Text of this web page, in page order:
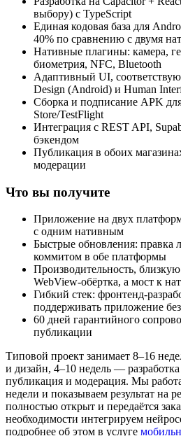
выбору) с TypeScript
Единая кодовая база для
40% по сравнению с двумя
Нативные плагины: камера,
биометрия, NFC, Bluetooth
Адаптивный UI,
Design (Android) и Human
Сборка и подписание APK
Store/TestFlight
Интеграция с REST API,
бэкендом
Публикация в обоих
модерации
Что вы получите
Приложение на двух
с одним нативным
Быстрые обновления:
коммитом в обе платформы
Производительность,
WebView-обёртка, а мост к
Гибкий стек: фронтенд-
поддерживать приложение
60 дней гарантийного
публикации
Типовой проект занимает 8–16
и дизайн, 4–10 недель —
публикация и модерация. Мы
недели и показываем результат на
полностью открыт и передаётся
необходимости интегрируем
подробнее об этом в услуге